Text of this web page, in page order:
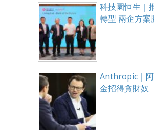
科技園恒生｜
轉型 兩企方案
Anthropic｜
金招得貪財奴